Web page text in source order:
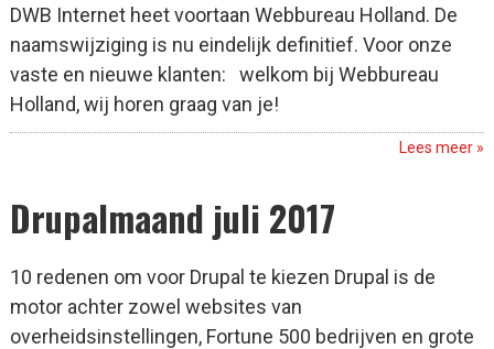
DWB Internet heet voortaan Webbureau Holland. De
naamswijziging is nu eindelijk definitief. Voor onze
vaste en nieuwe klanten: welkom bij Webbureau
Holland, wij horen graag van je!
Lees meer »
Drupalmaand juli 2017
10 redenen om voor Drupal te kiezen Drupal is de
motor achter zowel websites van
overheidsinstellingen, Fortune 500 bedrijven en grote